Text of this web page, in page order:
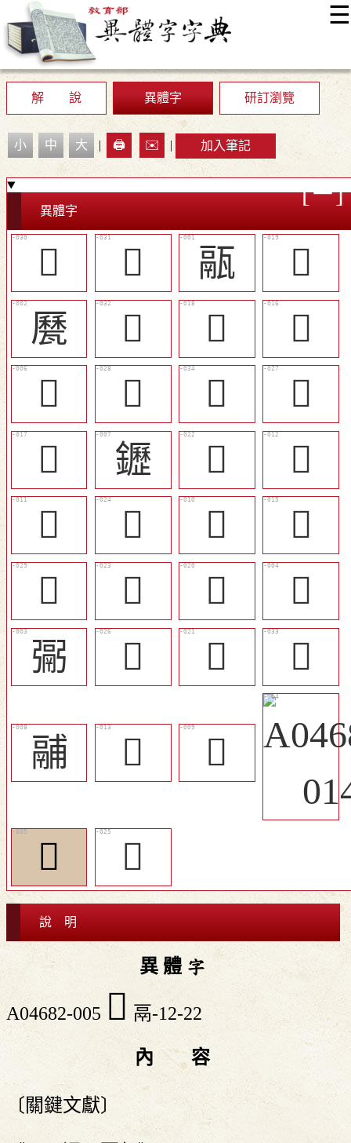
☰
最新消息
顯示模式
網站導覽
EN
解 說
異體字 研訂瀏覽
小 中 大 | 🖨️ ✉️ | 加入筆記
異體字
󶵍 󶵎 䰛
󶵂
㽁
󶵏 󶵁
󶴿
𨬑
󶵋 󶵑
󶵊
󶵀
䥶 󶵅
󶴽
󶴼
󶵇 󶴻
󶴾
󶵌
󶵆 󶵃
𩰲
䰜
󶵉 󶵄 󶵐
鬴 󶍣 𩱉
𩱔 󶵈
說 明
異 體 字
A04682-005 𩱔 鬲-12-22
內 容
〔關鍵文獻〕